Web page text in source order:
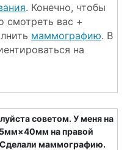
. Конечно, чтобы
смотреть вас +
маммографию. В
на
советом. У меня на
на правой
Сделали маммографию.